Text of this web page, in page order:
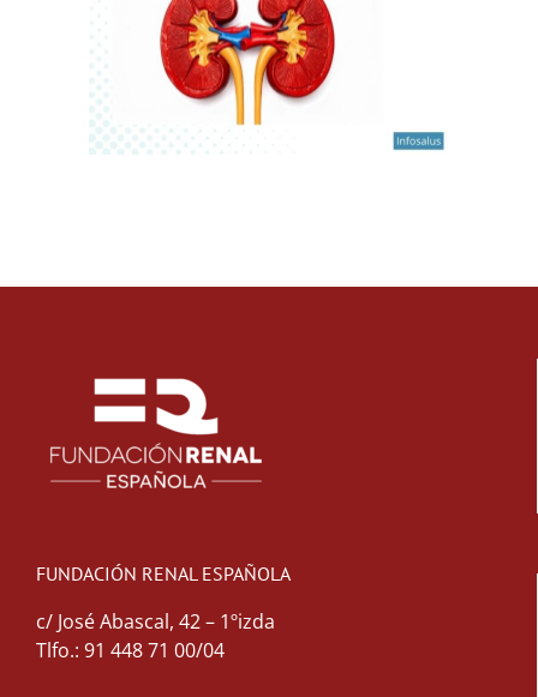
FUNDACIÓN RENAL ESPAÑOLA
c/ José Abascal, 42 – 1ºizda
Tlfo.: 91 448 71 00/04